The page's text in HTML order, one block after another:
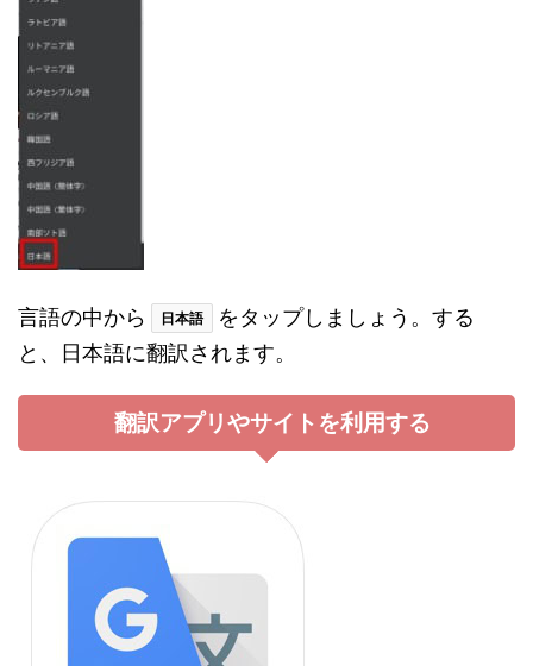
言語の中から 日本語
をタップしましょう。する
と、日本語に翻訳されます。
翻訳アプリやサイトを利用する